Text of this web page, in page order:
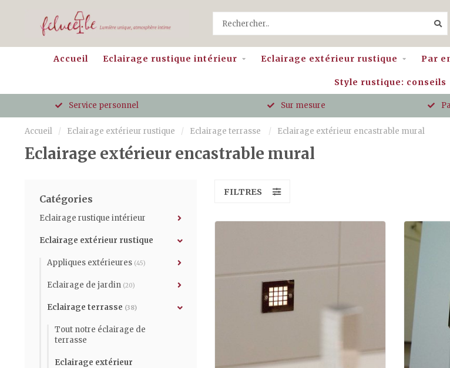
Accueil Eclairage rustique intérieur Eclairage extérieur rustique Par
Style rustique: conseils
Service personnel Sur mesure
Accueil / Eclairage extérieur rustique / Eclairage terrasse / Eclairage extérieur encastrable mural
Eclairage extérieur encastrable mural
Catégories
Eclairage rustique intérieur
Eclairage extérieur rustique
Appliques extérieures (45)
Eclairage de jardin (20)
Eclairage terrasse (38)
Tout notre éclairage de
terrasse
Eclairage extérieur
FILTRES